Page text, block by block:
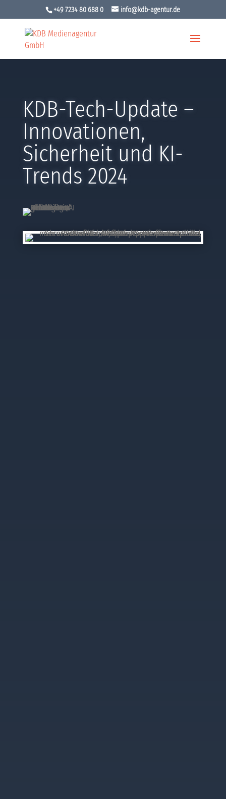
+49 7234 80 688 0 info@kdb-agentur.de
KDB-Tech-Update –
Innovationen,
Sicherheit und KI-
Trends 2024